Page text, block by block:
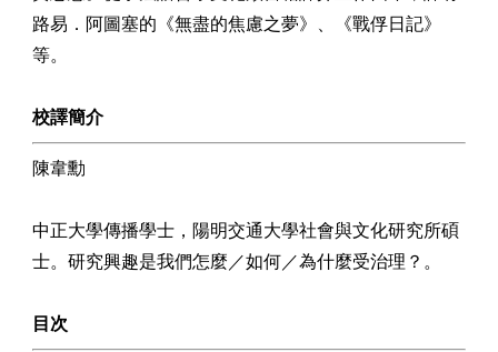
路易．阿圖塞的《無盡的焦慮之夢》、《戰俘日記》
等。
校譯簡介
陳韋勳
中正大學傳播學士，陽明交通大學社會與文化研究所碩
士。研究興趣是我們怎麼／如何／為什麼受治理？。
目次